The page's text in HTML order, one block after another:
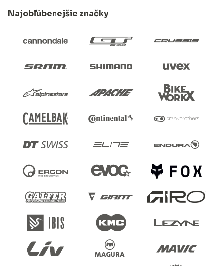
Najobľúbenejšie značky